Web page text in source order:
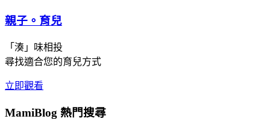
親子。育兒
「湊」味相投
尋找適合您的育兒方式
立即觀看
MamiBlog 熱門搜尋